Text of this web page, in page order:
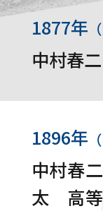
1877年
中村春
1896年
中村春
太 高等